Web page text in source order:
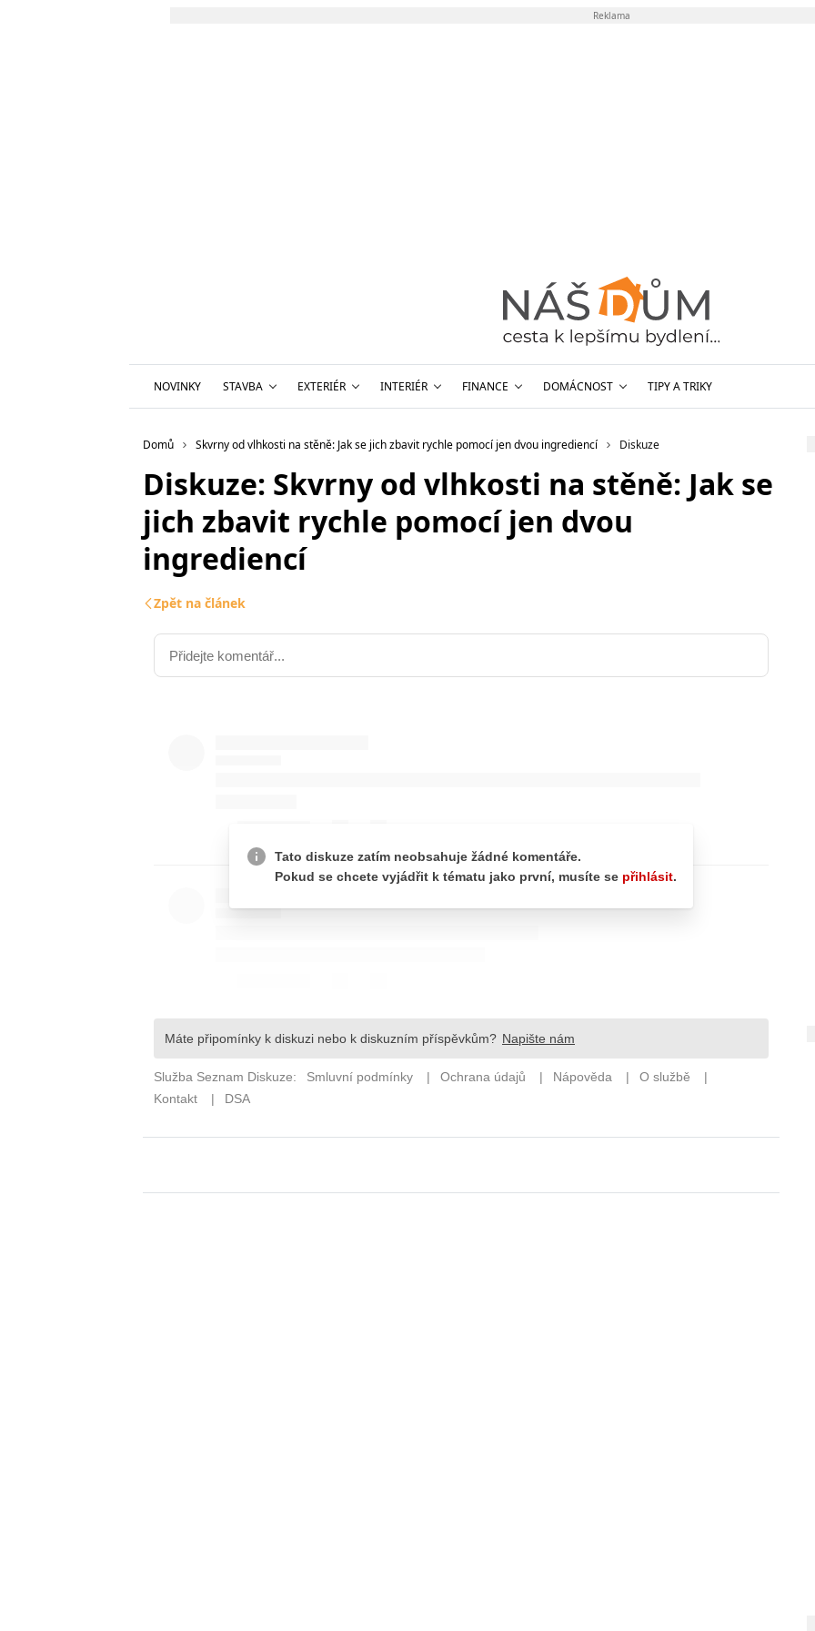
Reklama
NOVINKY STAVBA EXTERIÉR INTERIÉR FINANCE DOMÁCNOST TIPY A TRIKY
Domů Skvrny od vlhkosti na stěně: Jak se jich zbavit rychle pomocí jen dvou ingrediencí Diskuze
Diskuze: Skvrny od vlhkosti na stěně: Jak se
jich zbavit rychle pomocí jen dvou
ingrediencí
Zpět na článek